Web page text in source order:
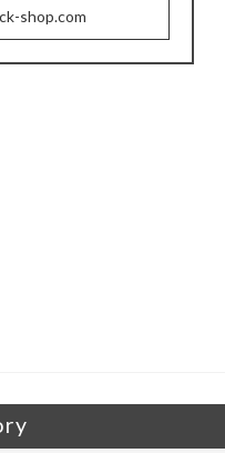
shop.com